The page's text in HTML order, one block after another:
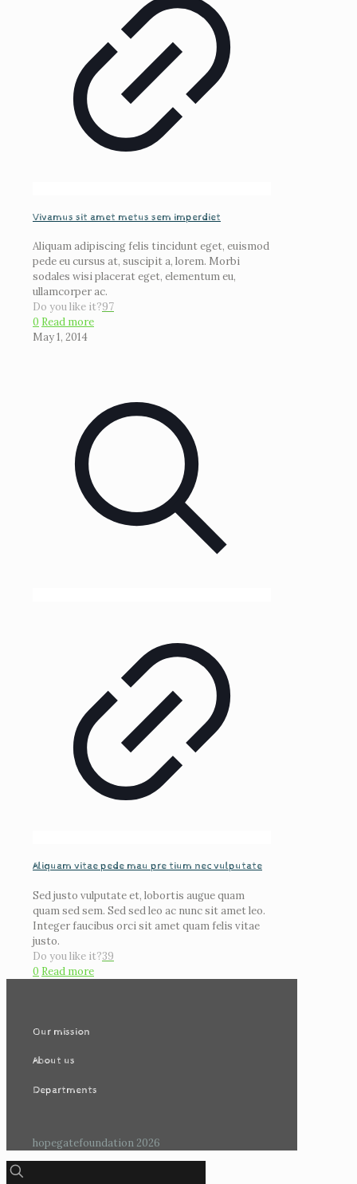
Vivamus sit amet metus sem imperdiet
Aliquam adipiscing felis tincidunt eget, euismod
pede eu cursus at, suscipit a, lorem. Morbi
sodales wisi placerat eget, elementum eu,
ullamcorper ac.
Do you like it?97
0 Read more
May 1, 2014
Aliquam vitae pede mau pre tium nec vulputate
Sed justo vulputate et, lobortis augue quam
quam sed sem. Sed sed leo ac nunc sit amet leo.
Integer faucibus orci sit amet quam felis vitae
justo.
Do you like it?39
0 Read more
Our mission
About us
Departments
hopegatefoundation 2026